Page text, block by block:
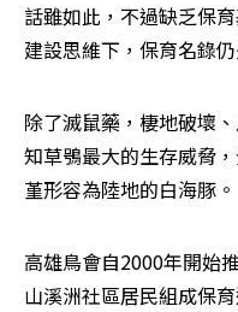
話雖如此，不過缺乏保
建設思維下，保育名錄
除了滅鼠藥，棲地破壞
知草鴞最大的生存威脅
堇形容為陸地的白海豚。
高雄鳥會自2000年開始
山溪洲社區居民組成保